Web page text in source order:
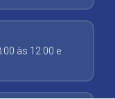
às 12:00 e